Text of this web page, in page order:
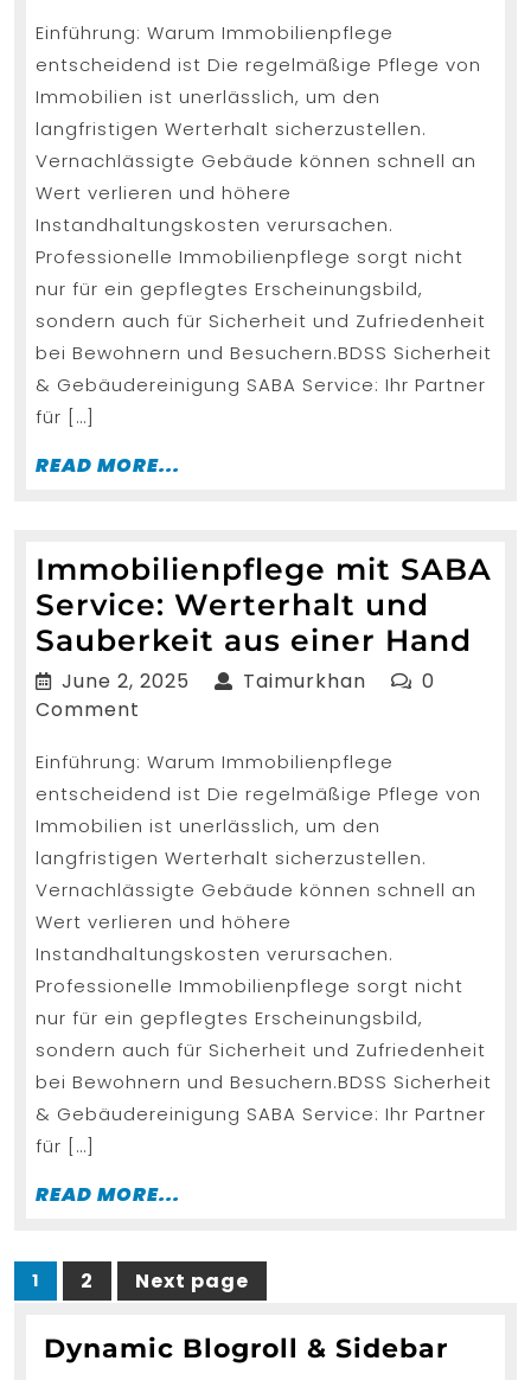
aus
Einführung: Warum Immobilienpflege
entscheidend ist Die regelmäßige Pflege von
Immobilien ist unerlässlich, um den
langfristigen Werterhalt sicherzustellen.
Vernachlässigte Gebäude können schnell an
Wert verlieren und höhere
Instandhaltungskosten verursachen.
Professionelle Immobilienpflege sorgt nicht
nur für ein gepflegtes Erscheinungsbild,
sondern auch für Sicherheit und Zufriedenheit
bei Bewohnern und Besuchern.BDSS Sicherheit
& Gebäudereinigung SABA Service: Ihr Partner
für […]
READ MORE...
Immobilienpflege mit SABA
Service: Werterhalt und
Sauberkeit aus einer Hand
aus
June 2, 2025 June Taimurkhan Taimurkhan
0
Comment
Einführung: Warum Immobilienpflege
entscheidend ist Die regelmäßige Pflege von
Immobilien ist unerlässlich, um den
langfristigen Werterhalt sicherzustellen.
Vernachlässigte Gebäude können schnell an
Wert verlieren und höhere
Instandhaltungskosten verursachen.
Professionelle Immobilienpflege sorgt nicht
nur für ein gepflegtes Erscheinungsbild,
sondern auch für Sicherheit und Zufriedenheit
bei Bewohnern und Besuchern.BDSS Sicherheit
& Gebäudereinigung SABA Service: Ihr Partner
für […]
READ MORE...
Posts
pagination
Page
1
Page
2 Next page
Dynamic Blogroll & Sidebar